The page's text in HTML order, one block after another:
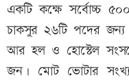
একটি কক্ষে সর্বোচ্চ
চাকসুর ২৬টি পদের জন্য
আর হল ও হোস্টেল
জন। মোট ভোটার